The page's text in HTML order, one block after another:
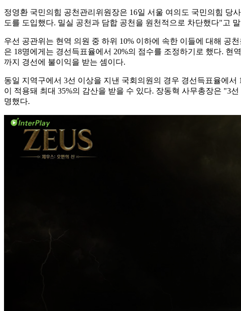
정영환 국민의힘 공천관리위원장은 16일 서울 여의도 국민의힘 당
도를 도입했다. 밀실 공천과 담합 공천을 원천적으로 차단했다"고
우선 공관위는 현역 의원 중 하위 10% 이하에 속한 이들에 대해 공
은 18명에게는 경선득표율에서 20%의 점수를 조정하기로 했다. 현
까지 경선에 불이익을 받는 셈이다.
동일 지역구에서 3선 이상을 지낸 국회의원의 경우 경선득표율에
이 적용돼 최대 35%의 감산을 받을 수 있다. 장동혁 사무총장은 "3
명했다.